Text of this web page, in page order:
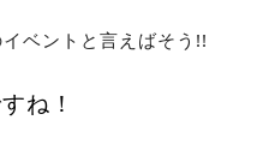
ベントと言えばそう!!
ね！